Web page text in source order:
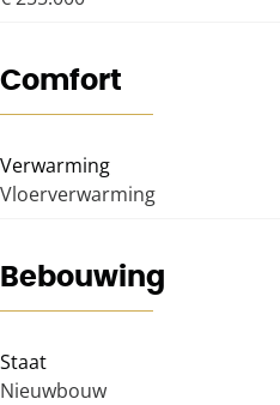
Comfort
Verwarming
Vloerverwarming
Bebouwing
Staat
Nieuwbouw